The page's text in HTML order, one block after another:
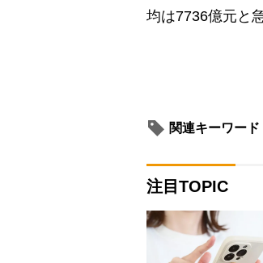
均は7736億元と
関連キーワード
注目TOPIC